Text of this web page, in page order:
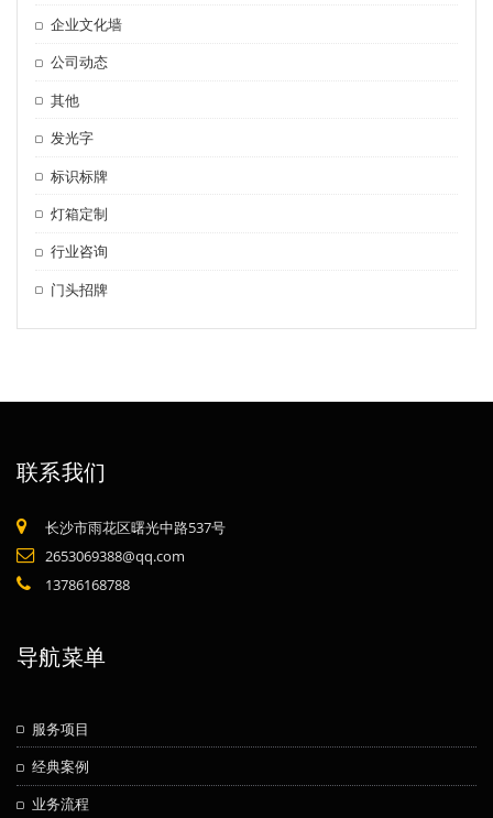
企业文化墙
公司动态
其他
发光字
标识标牌
灯箱定制
行业咨询
门头招牌
联系我们
长沙市雨花区曙光中路537号
2653069388@qq.com
13786168788
导航菜单
服务项目
经典案例
业务流程